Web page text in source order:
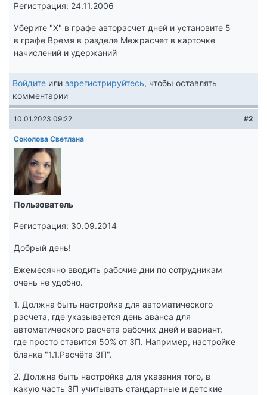
Регистрация: 24.11.2006
Уберите "Х" в графе авторасчет дней и установите 5
в графе Время в разделе Межрасчет в карточке
начислений и удержаний
Войдите или зарегистрируйтесь, чтобы оставлять
комментарии
10.01.2023 09:22 #2
Соколова Светлана
Пользователь
Регистрация: 30.09.2014
Добрый день!
Ежемесячно вводить рабочие дни по сотрудникам
очень не удобно.
1. Должна быть настройка для автоматического
расчета, где указывается день аванса для
автоматического расчета рабочих дней и вариант,
где просто ставится 50% от ЗП. Например, настройке
бланка "1.1.Расчёта ЗП".
2. Должна быть настройка для указания того, в
какую часть ЗП учитывать стандартные и детские